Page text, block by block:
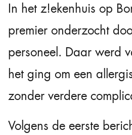
In het z!ekenhuis op
premier onderzocht
personeel. Daar werd
het ging om een
zonder verdere
Volgens de eerste